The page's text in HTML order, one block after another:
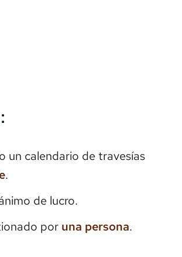
un calendario de travesías
.
de lucro.
por una persona.